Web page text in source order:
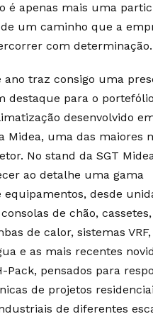
é apenas mais uma
um caminho que a
com determinação.
ano traz consigo uma
destaque para o
desenvolvido
Midea, uma das maiores
No stand da SGT
ao detalhe uma gama
equipamentos, desde
de chão, cassetes,
de calor, sistemas VRF,
e as mais recentes
Pack, pensados para
de projetos
de diferentes